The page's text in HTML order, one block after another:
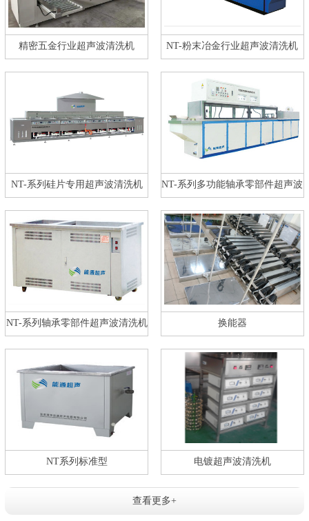
精密五金行业超声波清洗机 NT-粉末冶金行业超声波清洗机
NT-系列硅片专用超声波清洗机 NT-系列多功能轴承零部件超声波
NT-系列轴承零部件超声波清洗机 换能器
NT系列标准型 电镀超声波清洗机
查看更多+